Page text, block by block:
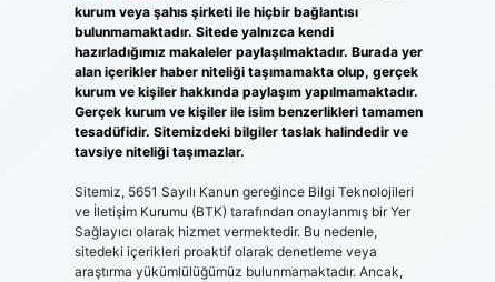
kurum veya şahıs şirketi ile hiçbir bağlantısı
bulunmamaktadır. Sitede yalnızca kendi
hazırladığımız makaleler paylaşılmaktadır. Burada yer
alan içerikler haber niteliği taşımamakta olup, gerçek
kurum ve kişiler hakkında paylaşım yapılmamaktadır.
Gerçek kurum ve kişiler ile isim benzerlikleri tamamen
tesadüfidir. Sitemizdeki bilgiler taslak halindedir ve
tavsiye niteliği taşımazlar.
Sitemiz, 5651 Sayılı Kanun gereğince Bilgi Teknolojileri
ve İletişim Kurumu (BTK) tarafından onaylanmış bir Yer
Sağlayıcı olarak hizmet vermektedir. Bu nedenle,
sitedeki içerikleri proaktif olarak denetleme veya
araştırma yükümlülüğümüz bulunmamaktadır. Ancak,